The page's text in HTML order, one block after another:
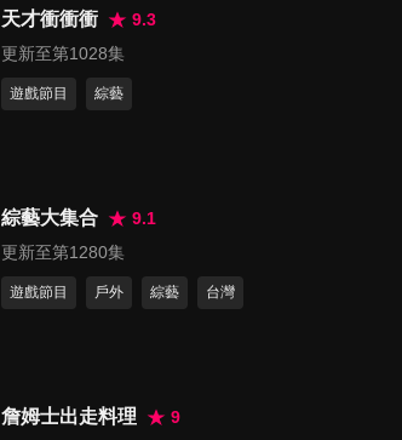
第1363集 找他辦事要小心！！
47分鐘
第1365集 氣話、反話還是實
47 分鐘
47分鐘
天才衝衝衝
9.3
更新至第1028集
遊戲節目 綜藝
綜藝大集合
9.1
更新至第1280集
遊戲節目 戶外 綜藝 台灣
詹姆士出走料理
9